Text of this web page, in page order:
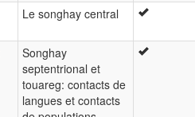
Le songhay central
Songhay
septentrional et
touareg: contacts de
langues et contacts